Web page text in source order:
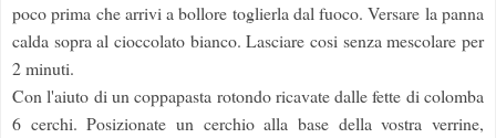
poco prima che arrivi a bollore toglierla dal fuoco. Versare la panna
calda sopra al cioccolato bianco. Lasciare cosi senza mescolare per
2 minuti.
Con l'aiuto di un coppapasta rotondo ricavate dalle fette di colomba
6 cerchi. Posizionate un cerchio alla base della vostra verrine,